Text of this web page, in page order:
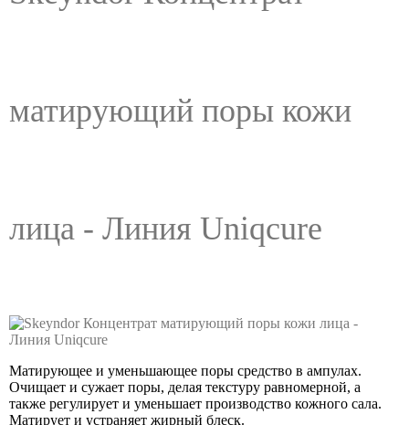
матирующий поры кожи
лица - Линия Uniqcure
Матирующее и уменьшающее поры средство в ампулах.
Очищает и сужает поры, делая текстуру равномерной, а
также регулирует и уменьшает производство кожного сала.
Матирует и устраняет жирный блеск.